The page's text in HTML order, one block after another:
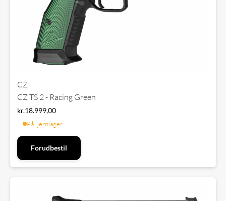
CZ
CZ TS 2 - Racing Green
kr.18.999,00
På fjernlager
Forudbestil